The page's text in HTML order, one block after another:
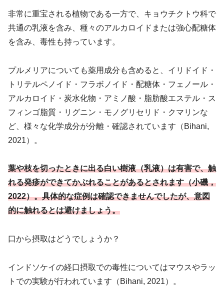
非常に重宝される植物である一方で、キョウチクトウ科で
共通の乳液を含み、種々のアルカロイドまたは強心配糖体
を含み、毒性も持っています。
プルメリアについても薬用成分も含めると、イリドイド・
トリテルペノイド・フラボノイド・配糖体・フェノール・
アルカロイド・炭水化物・アミノ酸・脂肪酸エステル・ス
フィンゴ脂質・リグニン・モノグリセリド・クマリンな
ど、様々な化学成分が分離・確認されています（Bihani,
2021）。
葉や枝を切ったときに出る白い樹液（乳液）は有害で、触
れる発疹ができてかぶれることがあるとされます（小磯，
2022）。具体的な症例は確認できませんでしたが、意図
的に触れるとは避けましょう。
口から摂取はどうでしょうか？
インドソケイの経口摂取での毒性についてはマウスやラッ
トでの実験が行われています（Bihani, 2021）。